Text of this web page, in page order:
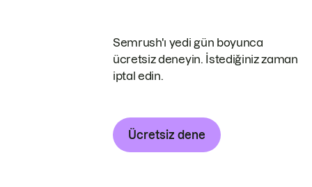
Semrush'ı yedi gün boyunca
ücretsiz deneyin. İstediğiniz zaman
iptal edin.
Ücretsiz dene